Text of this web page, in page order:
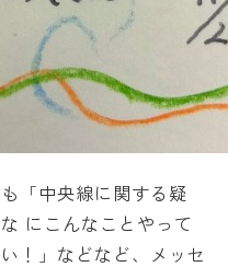
「中央線に関する疑
にこんなことやって
！」などなど、メッセ